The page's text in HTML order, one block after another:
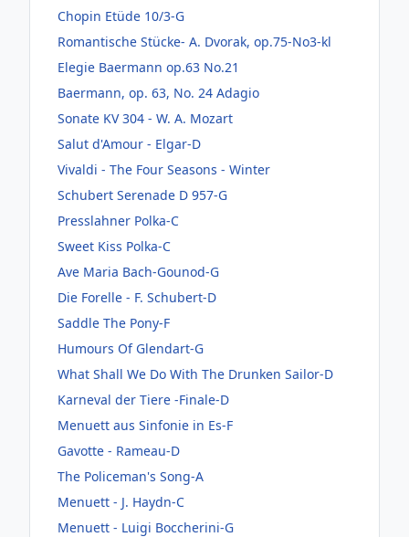
Chopin Etüde 10/3-G
Romantische Stücke- A. Dvorak, op.75-No3-kl
Elegie Baermann op.63 No.21
Baermann, op. 63, No. 24 Adagio
Sonate KV 304 - W. A. Mozart
Salut d'Amour - Elgar-D
Vivaldi - The Four Seasons - Winter
Schubert Serenade D 957-G
Presslahner Polka-C
Sweet Kiss Polka-C
Ave Maria Bach-Gounod-G
Die Forelle - F. Schubert-D
Saddle The Pony-F
Humours Of Glendart-G
What Shall We Do With The Drunken Sailor-D
Karneval der Tiere -Finale-D
Menuett aus Sinfonie in Es-F
Gavotte - Rameau-D
The Policeman's Song-A
Menuett - J. Haydn-C
Menuett - Luigi Boccherini-G